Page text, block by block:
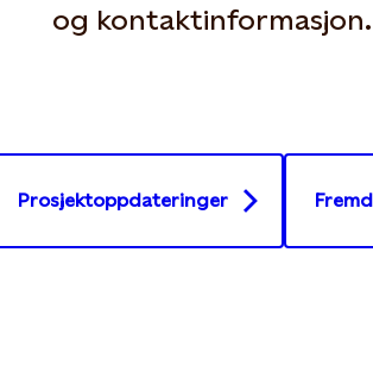
og kontaktinformasjon.
Prosjektoppdateringer